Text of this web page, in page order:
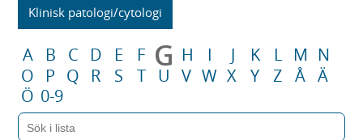
Klinisk patologi/cytologi
A B C D E F G H I J K L M N
O
P Q R S T U V W X Y Z Å Ä
Ö 0-9